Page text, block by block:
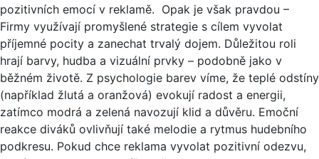
pozitivních emocí v reklamě. Opak je však pravdou –
Firmy využívají promyšlené strategie s cílem vyvolat
příjemné pocity a zanechat trvalý dojem. Důležitou roli
hrají barvy, hudba a vizuální prvky – podobně jako v
běžném životě. Z psychologie barev víme, že teplé odstíny
(například žlutá a oranžová) evokují radost a energii,
zatímco modrá a zelená navozují klid a důvěru. Emoční
reakce diváků ovlivňují také melodie a rytmus hudebního
podkresu. Pokud chce reklama vyvolat pozitivní odezvu,